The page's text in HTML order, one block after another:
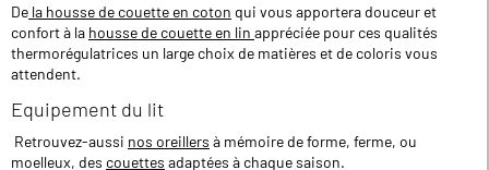
De la housse de couette en coton qui vous apportera douceur et
confort à la housse de couette en lin appréciée pour ces qualités
thermorégulatrices un large choix de matières et de coloris vous
attendent.
Equipement du lit
Retrouvez-aussi nos oreillers à mémoire de forme, ferme, ou
moelleux, des couettes adaptées à chaque saison.